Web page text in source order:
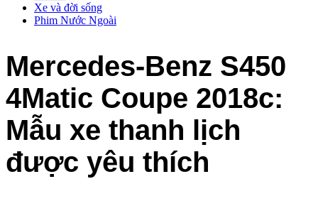
Xe và đời sống
Phim Nước Ngoài
Mercedes-Benz S450
4Matic Coupe 2018c:
Mẫu xe thanh lịch
được yêu thích